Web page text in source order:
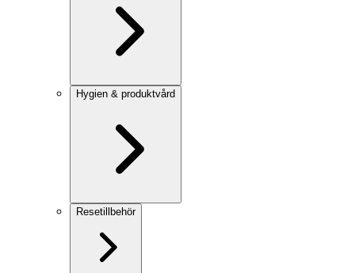
Hygien & produktvård
Resetillbehör